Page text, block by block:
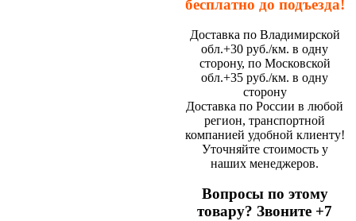
бесплатно до подъезда!
Доставка по Владимирской
обл.+30 руб./км. в одну
сторону, по Московской
обл.+35 руб./км. в одну
сторону
Доставка по России в любой
регион, транспортной
компанией удобной клиенту!
Уточняйте стоимость у
наших менеджеров.
Вопросы по этому
товару? Звоните +7